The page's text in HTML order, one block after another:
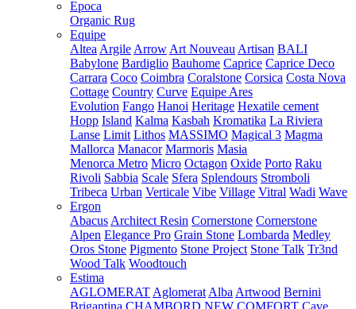
Epoca
Organic Rug
Equipe
Altea Argile Arrow Art Nouveau Artisan BALI
Babylone Bardiglio Bauhome Caprice Caprice Deco
Carrara Coco Coimbra Coralstone Corsica Costa Nova
Cottage Country Curve Equipe Ares
Evolution Fango Hanoi Heritage Hexatile cement
Hopp Island Kalma Kasbah Kromatika La Riviera
Lanse Limit Lithos MASSIMO Magical 3 Magma
Mallorca Manacor Marmoris Masia
Menorca Metro Micro Octagon Oxide Porto Raku
Rivoli Sabbia Scale Sfera Splendours Stromboli
Tribeca Urban Verticale Vibe Village Vitral Wadi Wave
Ergon
Abacus Architect Resin Cornerstone Cornerstone
Alpen Elegance Pro Grain Stone Lombarda Medley
Oros Stone Pigmento Stone Project Stone Talk Tr3nd
Wood Talk Woodtouch
Estima
AGLOMERAT Aglomerat Alba Artwood Bernini